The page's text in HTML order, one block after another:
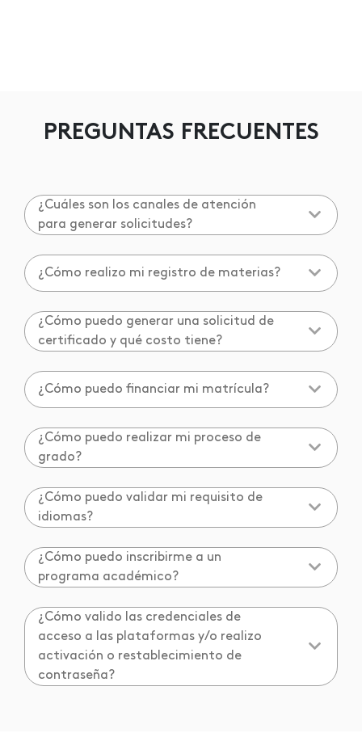
PREGUNTAS FRECUENTES
¿Cuáles son los canales de atención
para generar solicitudes?
¿Cómo realizo mi registro de materias?
¿Cómo puedo generar una solicitud de
certificado y qué costo tiene?
¿Cómo puedo financiar mi matrícula?
¿Cómo puedo realizar mi proceso de
grado?
¿Cómo puedo validar mi requisito de
idiomas?
¿Cómo puedo inscribirme a un
programa académico?
¿Cómo valido las credenciales de
acceso a las plataformas y/o realizo
activación o restablecimiento de
contraseña?